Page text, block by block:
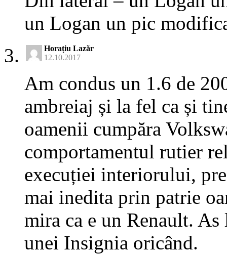
un Logan un pic
Horațiu Lazăr
12.10.2017
Am condus un 1.6 de
ambreiaj și la fel ca și
oamenii cumpăra
comportamentul rutier
execuției interiorului,
mai inedita prin patrie
mira ca e un Renault.
unei Insignia oricând.